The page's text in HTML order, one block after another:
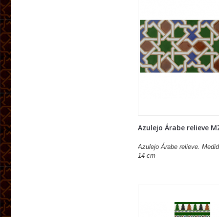
Azulejo Árabe relieve
Azulejo Árabe relieve.
14 cm